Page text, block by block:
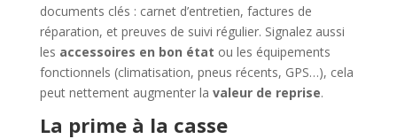
documents clés : carnet d’entretien, factures de
réparation, et preuves de suivi régulier. Signalez aussi
les accessoires en bon état ou les équipements
fonctionnels (climatisation, pneus récents, GPS…), cela
peut nettement augmenter la valeur de reprise.
La prime à la casse